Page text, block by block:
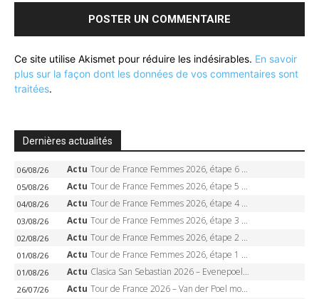
Ce site utilise Akismet pour réduire les indésirables. En savoir
plus sur la façon dont les données de vos commentaires sont
traitées.
Dernières actualités
06/08/26 Actu Tour de France Femmes 2026, étape 6 – Kim Le Court-Pienaar gagne à Tournon, Reusser en jaune
05/08/26 Actu Tour de France Femmes 2026, étape 5 – Demi Vollering gagne à Belleville, Reusser en jaune, Ferrand-Prévot coule
04/08/26 Actu Tour de France Femmes 2026, étape 4 – Marlen Reusser écrase le chrono, Ferrand-Prévot en crise
03/08/26 Actu Tour de France Femmes 2026, étape 3 – Sigrid Haugset en solitaire, 88 km d’échappée, maillot jaune
02/08/26 Actu Tour de France Femmes 2026, étape 2 – Lorena Wiebes doublé à Genève, Markus héroïque, 7e record
01/08/26 Actu Tour de France Femmes 2026, étape 1 – Lorena Wiebes intouchable à Lausanne, premier maillot jaune
01/08/26 Actu Clasica San Sebastian 2026 – Evenepoel recordman, 4e victoire, Carapaz battu au sprint
26/07/26 Actu Tour de France 2026 – Van der Poel monumental à Paris, Pogacar égale le record des cinq sacres